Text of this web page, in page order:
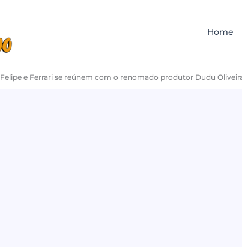
Home
Felipe e Ferrari se reúnem com o renomado produtor Dudu